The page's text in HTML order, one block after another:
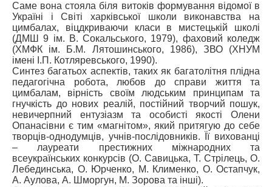
МИСТЕЦЬКА ШКОЛА ПРИ ХМФК
Саме вона стояла біля витоків формування відомої в
Україні і Світі харківської школи виконавства на
цимбалах, віцдкриваючи класи в мистецькій школі
(ДМШ 9 ім. В. Сокальського, 1979), фаховий коледж
(ХМФК ім. Б.М. Лятошинського, 1986), ЗВО (ХНУМ
імені І.П. Котляревського, 1990).
Синтез багатьох аспектів, таких як багатолітня плідна
педагогічна робота, любов до справи життя та
цимбалам, вірність своїм людським принципам та
гнучкість до нових реалій, постійний творчий пошук,
невичерпний ентузіазм та особисті якості Олени
Опанасівни є тим «магнітом», який притягую до себе
творців-однодумців, учнів-послідовників. Її вихованці
– лауреати престижних міжнародних та
всеукраїнських конкурсів (О. Савицька, Т. Стрілець, О.
Лебединська, О. Юрченко, М. Клименко, О. Остапчук,
А. Аулова, А. Шморгун, М. Зорова та інші).